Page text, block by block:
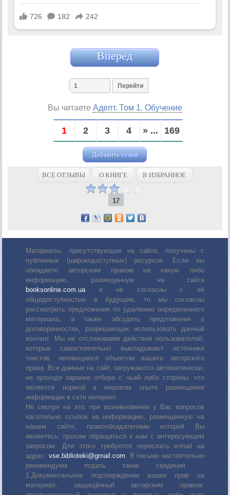
Вперед
Вы читаете Адепт. Том 1. Обучение
1 2 3 4 » ... 169
Добавить отзыв
ВСЕ ОТЗЫВЫ О КНИГЕ В ИЗБРАННОЕ
17
Материалы, присутствующие на сайте, получены с
публичных (широкодоступных) ресурсов. Если вы
обладаете авторским правом на какую либо
информацию, размещенную на сайте
booksonline.com.uaи не согласны с её
общедоступностью в будущем, то мы согласны
рассмотреть предложения по удалению определенного
материала, а также обсудить предложения о
договоренностях, разрешающих использовать данный
контент. Мы не отслеживаем действия пользователей,
которые самостоятельно выкладывают источники
текстов, являющиеся объектом вашего авторского
права. Все данные на сайт, загружаются автоматически,
не проходя заранее отбора с чьей либо стороны, что
является нормой в мировом опыте размещения
информации в сети интернет.
Не смотря на это, при возникновении у Вас вопросов
касательно ссылок на информацию, размещенную на
нашем сайте, правообладателями которой Вы
являетесь, просим обращаться к нам с интересующим
запросом. Для этого требуется переслать е-mail на
адрес: vse.biblioteki@gmail.com. В письме настоятельно
рекомендуем подать такие сведения :
1.Документальное подтверждение ваших прав на
материал, защищённый авторским правом: